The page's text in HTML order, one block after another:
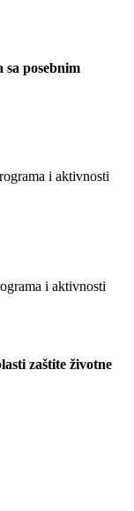
posebnim
i aktivnosti
i aktivnosti
zaštite životne